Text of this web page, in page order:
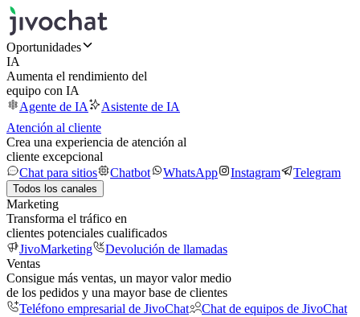
Oportunidades
IA
Aumenta el rendimiento del
equipo con IA
Agente de IA
Asistente de IA
Atención al cliente
Crea una experiencia de atención al
cliente excepcional
Chat para sitios
Chatbot WhatsApp Instagram Telegram
Todos los canales
Marketing
Transforma el tráfico en
clientes potenciales cualificados
JivoMarketing
Devolución de llamadas
Ventas
Consigue más ventas, un mayor valor medio
de los pedidos y una mayor base de clientes
Teléfono empresarial de JivoChat
Chat de equipos de JivoChat